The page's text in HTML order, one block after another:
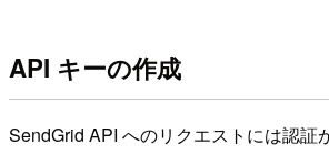
API キーの作成
SendGrid API へのリクエストには認証